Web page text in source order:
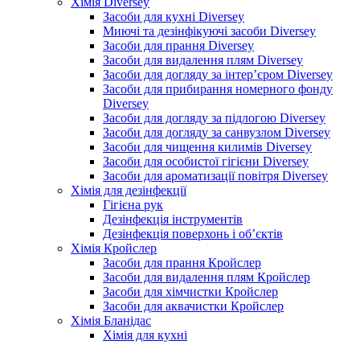
Засоби для кухні Diversey
Миючі та дезінфікуючі засоби Diversey
Засоби для прання Diversey
Засоби для видалення плям Diversey
Засоби для догляду за інтер’єром Diversey
Засоби для прибирання номерного фонду
Diversey
Засоби для догляду за підлогою Diversey
Засоби для догляду за санвузлом Diversey
Засоби для чищення килимів Diversey
Засоби для особистої гігієни Diversey
Засоби для ароматизації повітря Diversey
Хімія для дезінфекції
Гігієна рук
Дезінфекція інструментів
Дезінфекція поверхонь і об’єктів
Хімія Кройслер
Засоби для прання Кройслер
Засоби для видалення плям Кройслер
Засоби для хімчистки Кройслер
Засоби для аквачистки Кройслер
Хімія Бланідас
Хімія для кухні